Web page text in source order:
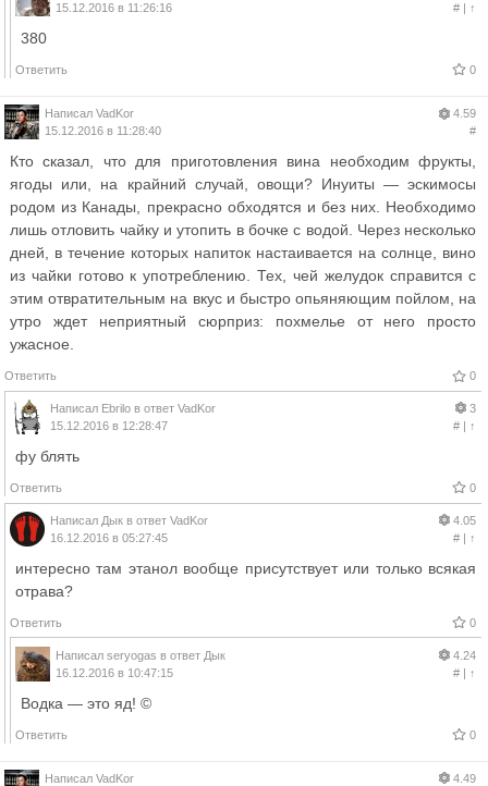
15.12.2016 в 11:26:16
#| ↑
380
Ответить 0
Написал VadKor
15.12.2016 в 11:28:40
4.59
#
Кто сказал, что для приготовления вина необходим фрукты,
ягоды или, на крайний случай, овощи? Инуиты — эскимосы
родом из Канады, прекрасно обходятся и без них. Необходимо
лишь отловить чайку и утопить в бочке с водой. Через несколько
дней, в течение которых напиток настаивается на солнце, вино
из чайки готово к употреблению. Тех, чей желудок справится с
этим отвратительным на вкус и быстро опьяняющим пойлом, на
утро ждет неприятный сюрприз: похмелье от него просто
ужасное.
Ответить 0
Написал Ebrilo в ответ VadKor
15.12.2016 в 12:28:47
3
#| ↑
фу блять
Ответить 0
Написал Дык в ответ VadKor
16.12.2016 в 05:27:45
4.05
#| ↑
интересно там этанол вообще присутствует или только всякая
отрава?
Ответить 0
Написал seryogas в ответ Дык
16.12.2016 в 10:47:15
4.24
#| ↑
Водка — это яд! ©
Ответить 0
Написал VadKor
4.49